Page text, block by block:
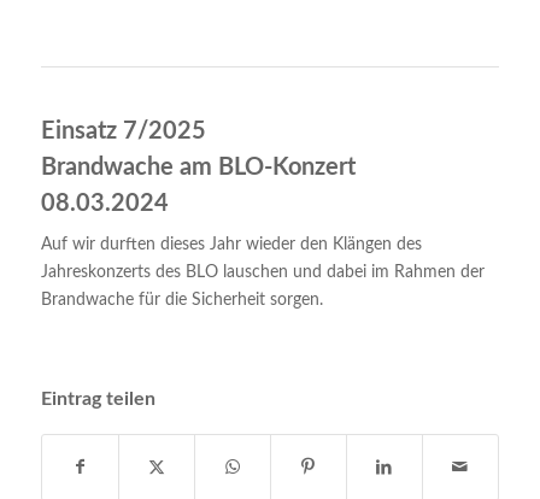
Einsatz 7/2025
Brandwache am BLO-Konzert
08.03.2024
Auf wir durften dieses Jahr wieder den Klängen des
Jahreskonzerts des BLO lauschen und dabei im Rahmen der
Brandwache für die Sicherheit sorgen.
Eintrag teilen